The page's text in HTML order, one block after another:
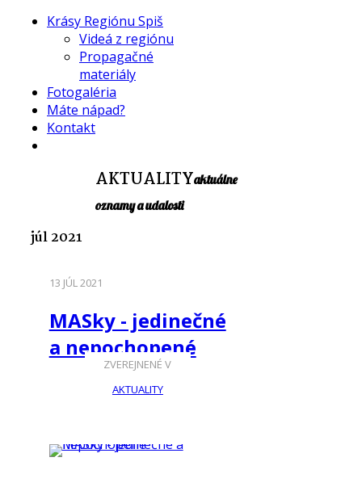
Krásy Regiónu Spiš
Videá z regiónu
Propagačné
materiály
Fotogaléria
Máte nápad?
Kontakt
AKTUALITYaktuálne
oznamy a udalosti
júl 2021
13 JÚL 2021
MASky - jedinečné
a nepochopené
ZVEREJNENÉ V
AKTUALITY